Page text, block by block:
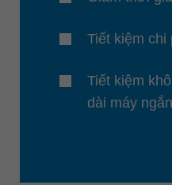
Tiết kiệm
Tiết kiệm
dài máy